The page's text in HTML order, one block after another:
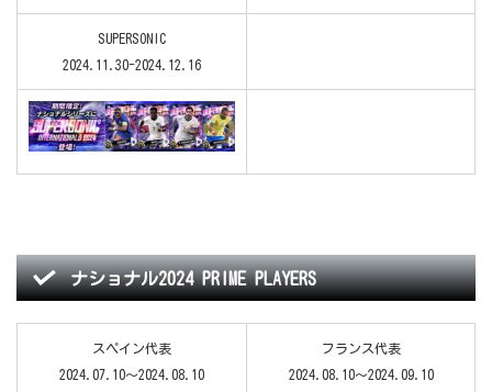
SUPERSONIC
2024.11.30-2024.12.16
ナショナル2024 PRIME PLAYERS
スペイン代表
2024.07.10～2024.08.10
フランス代表
2024.08.10～2024.09.10